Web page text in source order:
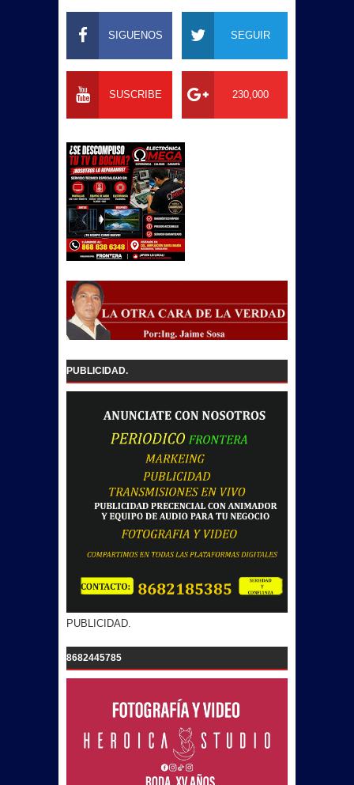
SIGUENOS SEGUIR
SUSCRIBE 230,000
PUBLICIDAD.
PUBLICIDAD.
8682445785